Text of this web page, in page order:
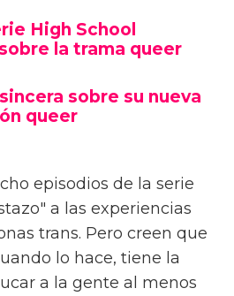
High School
la trama queer
sobre su nueva
queer
episodios de la serie
a las experiencias
trans. Pero creen que
lo hace, tiene la
a la gente al menos